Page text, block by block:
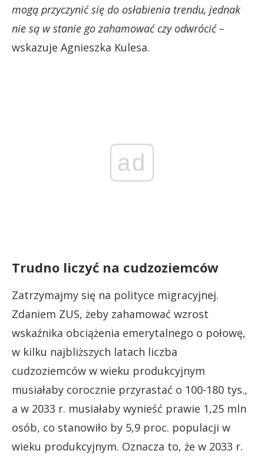
mogą przyczynić się do osłabienia trendu, jednak
nie są w stanie go zahamować czy odwrócić –
wskazuje Agnieszka Kulesa.
ad
Trudno liczyć na cudzoziemców
Zatrzymajmy się na polityce migracyjnej.
Zdaniem ZUS, żeby zahamować wzrost
wskaźnika obciążenia emerytalnego o połowę,
w kilku najbliższych latach liczba
cudzoziemców w wieku produkcyjnym
musiałaby corocznie przyrastać o 100-180 tys.,
a w 2033 r. musiałaby wynieść prawie 1,25 mln
osób, co stanowiło by 5,9 proc. populacji w
wieku produkcyjnym. Oznacza to, że w 2033 r.